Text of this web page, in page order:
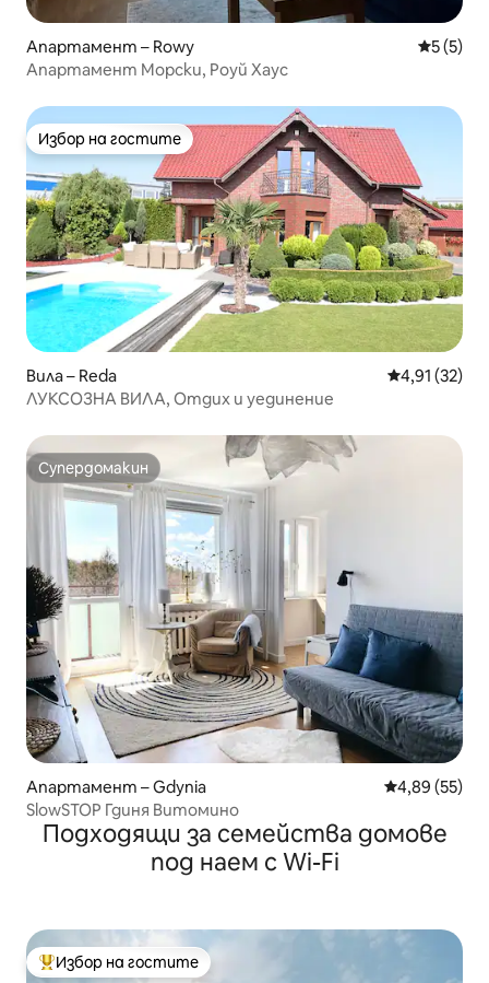
Апартамент – Rowy Средна
5 (5)
Апартамент Морски, Роуй Хаус
Избор на гостите
Избор на гостите
Вила – Reda Средна
4,91 (32)
ЛУКСОЗНА ВИЛА, Отдих и уединение
Супердомакин
Супердомакин
Апартамент – Gdynia Средна
4,89 (55)
SlowSTOP Гдиня Витомино
Подходящи за семейства домове
под наем с Wi-Fi
Най-популярен избор на гостите
Избор на гостите